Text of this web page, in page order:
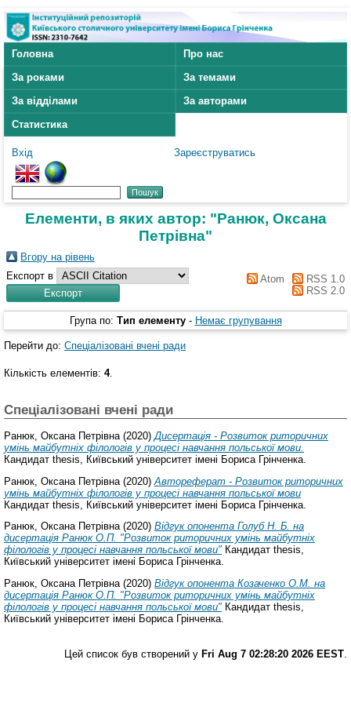
Головна
Про нас
За роками
За темами
За відділами
За авторами
Статистика
Вхід Зареєструватись
Елементи, в яких автор: "Ранюк, Оксана
Петрівна"
Вгору на рівень
Експорт в
Atom
RSS 1.0
RSS 2.0
Група по: Тип елементу - Немає групування
Перейти до: Спеціалізовані вчені ради
Кількість елементів: 4.
Спеціалізовані вчені ради
Ранюк, Оксана Петрівна (2020) Дисертація - Розвиток риторичних
умінь майбутніх філологів у процесі навчання польської мови.
Кандидат thesis, Київський університет імені Бориса Грінченка.
Ранюк, Оксана Петрівна (2020) Автореферат - Розвиток риторичних
умінь майбутніх філологів у процесі навчання польської мови
Кандидат thesis, Київський університет імені Бориса Грінченка.
Ранюк, Оксана Петрівна(2020) Відгук опонента Голуб Н. Б. на
дисертація Ранюк О.П. "Розвиток риторичних умінь майбутніх
філологів у процесі навчання польської мови" Кандидат thesis,
Київський університет імені Бориса Грінченка.
Ранюк, Оксана Петрівна(2020) Відгук опонента Козаченко О.М. на
дисертація Ранюк О.П. "Розвиток риторичних умінь майбутніх
філологів у процесі навчання польської мови" Кандидат thesis,
Київський університет імені Бориса Грінченка.
Цей список був створений у Fri Aug 7 02:28:20 2026 EEST.